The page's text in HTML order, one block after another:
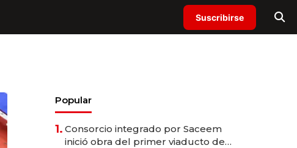
Suscribirse
Popular
1. Consorcio integrado por Saceem
inició obra del primer viaducto de